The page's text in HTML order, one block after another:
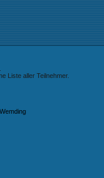
Liste aller Teilnehmer.